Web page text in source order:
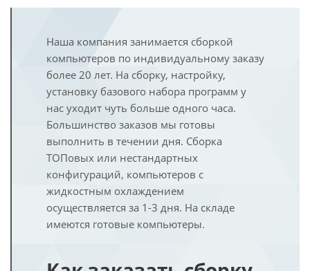
Наша компания занимается сборкой
компьютеров по индивидуальному заказу
более 20 лет. На сборку, настройку,
установку базового набора программ у
нас уходит чуть больше одного часа.
Большинство заказов мы готовы
выполнить в течении дня. Сборка
ТОПовых или нестандартных
конфигураций, компьютеров с
жидкостным охлаждением
осуществляется за 1-3 дня. На складе
имеются готовые компьютеры.